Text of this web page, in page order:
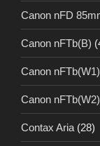
Canon nFD
Canon nFTb(B)
Canon nFTb(W1)
Canon nFTb(W2)
Contax Aria (28)